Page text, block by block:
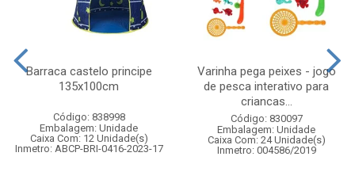
Barraca castelo principe
135x100cm
Código: 838998
Embalagem: Unidade
Caixa Com: 12 Unidade(s)
Inmetro: ABCP-BRI-0416-2023-17
Varinha pega peixes - jogo
de pesca interativo para
criancas...
Código: 830097
Embalagem: Unidade
Caixa Com: 24 Unidade(s)
Inmetro: 004586/2019